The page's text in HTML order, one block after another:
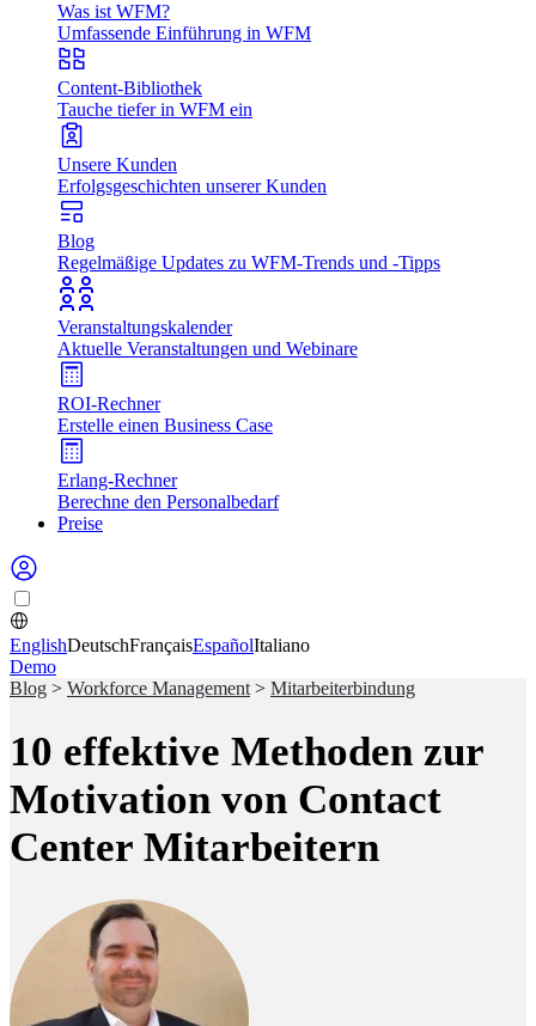
Was ist WFM?
Umfassende Einführung in WFM
Content-Bibliothek
Tauche tiefer in WFM ein
Unsere Kunden
Erfolgsgeschichten unserer Kunden
Blog
Regelmäßige Updates zu WFM-Trends und -Tipps
Veranstaltungskalender
Aktuelle Veranstaltungen und Webinare
ROI-Rechner
Erstelle einen Business Case
Erlang-Rechner
Berechne den Personalbedarf
Preise
EnglishDeutschFrançaisEspañolItaliano
Demo
Blog > Workforce Management > Mitarbeiterbindung
10 effektive Methoden zur
Motivation von Contact
Center Mitarbeitern